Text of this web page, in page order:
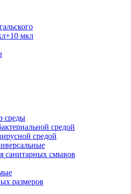
мкл
среды
средой
средой
санитарных смывов
размеров